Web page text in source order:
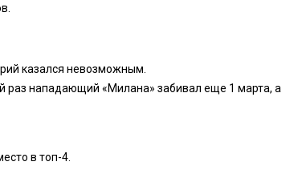
казался невозможным.
раз нападающий «Милана» забивал еще 1 марта, а
в топ-4.